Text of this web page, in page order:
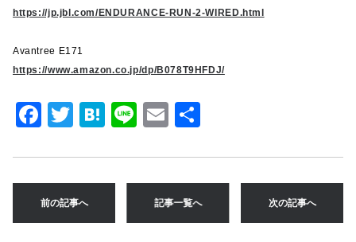
https://jp.jbl.com/ENDURANCE-RUN-2-WIRED.html
Avantree E171
https://www.amazon.co.jp/dp/B078T9HFDJ/
F
c
e
b
T
it
te
r
H
e
n
a
Li
e
E
ai
l
前の記事へ 記事一覧へ 次の記事へ